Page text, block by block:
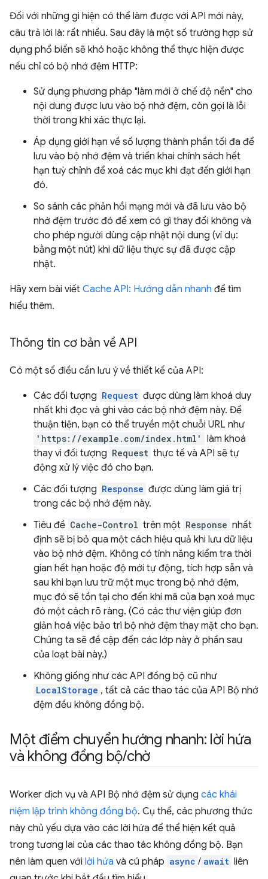
Đối với những gì hiện có thể làm được với API mới này,
câu trả lời là: rất nhiều. Sau đây là một số trường hợp sử
dụng phổ biến sẽ khó hoặc không thể thực hiện được
nếu chỉ có bộ nhớ đệm HTTP:
Sử dụng phương pháp "làm mới ở chế độ nền" cho
nội dung được lưu vào bộ nhớ đệm, còn gọi là lỗi
thời trong khi xác thực lại.
Áp dụng giới hạn về số lượng thành phần tối đa để
lưu vào bộ nhớ đệm và triển khai chính sách hết
hạn tuỳ chỉnh để xoá các mục khi đạt đến giới hạn
đó.
So sánh các phản hồi mạng mới và đã lưu vào bộ
nhớ đệm trước đó để xem có gì thay đổi không và
cho phép người dùng cập nhật nội dung (ví dụ:
bằng một nút) khi dữ liệu thực sự đã được cập
nhật.
Hãy xem bài viết Cache API: Hướng dẫn nhanh để tìm
hiểu thêm.
Thông tin cơ bản về API
Có một số điều cần lưu ý về thiết kế của API:
Các đối tượng Request được dùng làm khoá duy
nhất khi đọc và ghi vào các bộ nhớ đệm này. Để
thuận tiện, bạn có thể truyền một chuỗi URL như
'https://example.com/index.html'
làm khoá
thay vì đối tượng Request thực tế và API sẽ tự
động xử lý việc đó cho bạn.
Các đối tượng Response được dùng làm giá trị
trong các bộ nhớ đệm này.
Tiêu đề Cache-Control trên một Response nhất
định sẽ bị bỏ qua một cách hiệu quả khi lưu dữ liệu
vào bộ nhớ đệm. Không có tính năng kiểm tra thời
gian hết hạn hoặc độ mới tự động, tích hợp sẵn và
sau khi bạn lưu trữ một mục trong bộ nhớ đệm,
mục đó sẽ tồn tại cho đến khi mã của bạn xoá mục
đó một cách rõ ràng. (Có các thư viện giúp đơn
giản hoá việc bảo trì bộ nhớ đệm thay mặt cho bạn.
Chúng ta sẽ đề cập đến các lớp này ở phần sau
của loạt bài này.)
Không giống như các API đồng bộ cũ như
LocalStorage , tất cả các thao tác của API Bộ nhớ
đệm đều không đồng bộ.
Một điểm chuyển hướng nhanh: lời hứa
và không đồng bộ/chờ
Worker dịch vụ và API Bộ nhớ đệm sử dụng các khái
niệm lập trình không đồng bộ. Cụ thể, các phương thức
này chủ yếu dựa vào các lời hứa để thể hiện kết quả
trong tương lai của các thao tác không đồng bộ. Bạn
nên làm quen với lời hứa và cú pháp async / await liên